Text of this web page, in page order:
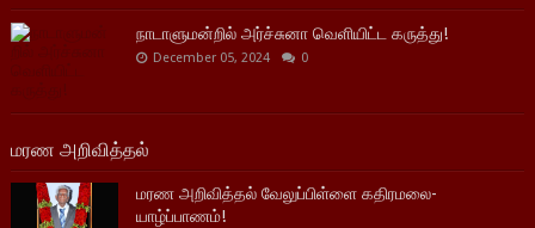
நாடாளுமன்றில் அர்ச்சுனா வெளியிட்ட கருத்து!
December 05, 2024 0
மரண அறிவித்தல்
மரண அறிவித்தல் வேலுப்பிள்ளை கதிரமலை-
யாழ்ப்பாணம்!